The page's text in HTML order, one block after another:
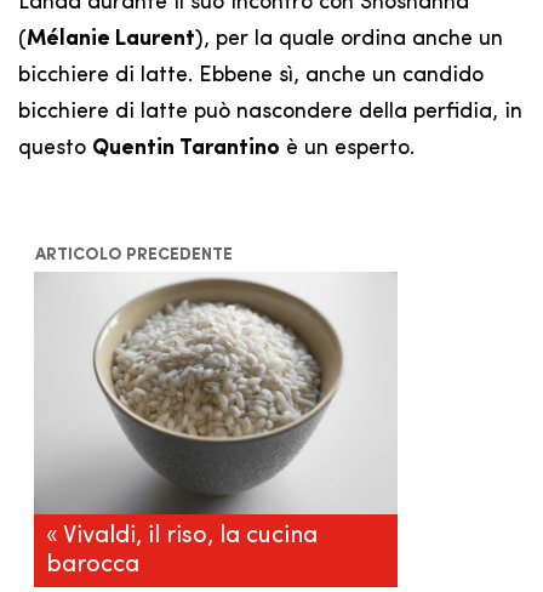
(Mélanie Laurent), per la quale ordina anche un
bicchiere di latte. Ebbene sì, anche un candido
bicchiere di latte può nascondere della perfidia, in
questo Quentin Tarantino è un esperto.
ARTICOLO PRECEDENTE
« Vivaldi, il riso, la cucina
barocca